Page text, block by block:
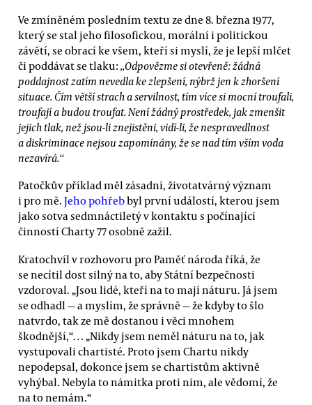
Ve zmíněném posledním textu ze dne 8. března 1977,
který se stal jeho filosofickou, morální i politickou
závětí, se obrací ke všem, kteří si myslí, že je lepší mlčet
či poddávat se tlaku: „Odpovězme si otevřeně: žádná
poddajnost zatím nevedla ke zlepšení, nýbrž jen k zhoršení
situace. Čím větší strach a servilnost, tím více si mocní troufali,
troufají a budou troufat. Není žádný prostředek, jak zmenšit
jejich tlak, než jsou-li znejistěni, vidí-li, že nespravedlnost
a diskriminace nejsou zapomínány, že se nad tím vším voda
nezavírá.“
Patočkův příklad měl zásadní, životatvárný význam
i pro mě. Jeho pohřebbyl první událostí, kterou jsem
jako sotva sedmnáctiletý v kontaktu s počínající
činností Charty 77 osobně zažil.
Kratochvíl v rozhovoru pro Paměť národa říká, že
se necítil dost silný na to, aby Státní bezpečnosti
vzdoroval. „Jsou lidé, kteří na to mají náturu. Já jsem
se odhadl — a myslím, že správně — že kdyby to šlo
natvrdo, tak ze mě dostanou i věci mnohem
škodnější,“… „Nikdy jsem neměl náturu na to, jak
vystupovali chartisté. Proto jsem Chartu nikdy
nepodepsal, dokonce jsem se chartistům aktivně
vyhýbal. Nebyla to námitka proti nim, ale vědomí, že
na to nemám.“